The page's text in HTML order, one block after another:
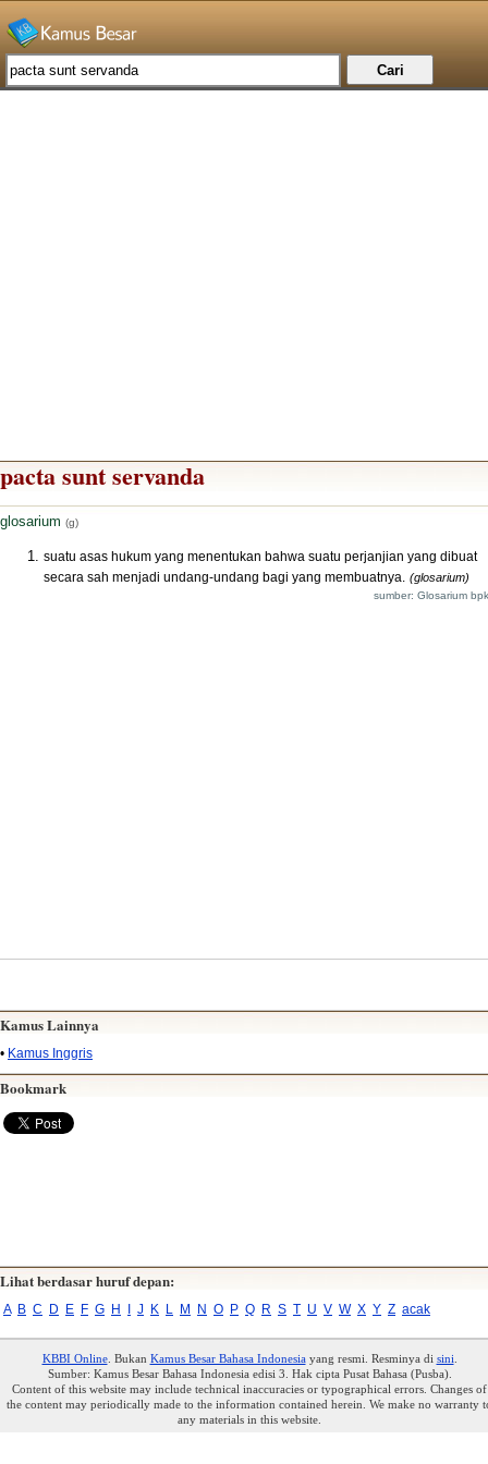
pacta sunt servanda
glosarium (g)
suatu asas hukum yang menentukan bahwa suatu perjanjian yang dibuat
secara sah menjadi undang-undang bagi yang membuatnya. (glosarium)
sumber: Glosarium
Kamus Lainnya
• Kamus Inggris
Bookmark
Lihat berdasar huruf depan:
A B C D E F G H I J K L M N O P Q R S T U V W X Y Z acak
KBBI Online. Bukan Kamus Besar Bahasa Indonesiayang resmi. Resminya di sini
Sumber: Kamus Besar Bahasa Indonesia edisi 3. Hak cipta Pusat Bahasa (Pusba).
Content of this website may include technical inaccuracies or typographical errors. Changes of
the content may periodically made to the information contained herein. We make no warranty
any materials in this website.